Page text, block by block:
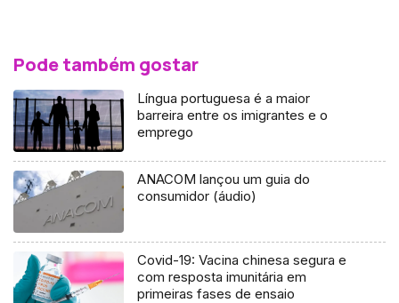
Pode também gostar
Língua portuguesa é a maior
barreira entre os imigrantes e o
emprego
ANACOM lançou um guia do
consumidor (áudio)
Covid-19: Vacina chinesa segura e
com resposta imunitária em
primeiras fases de ensaio